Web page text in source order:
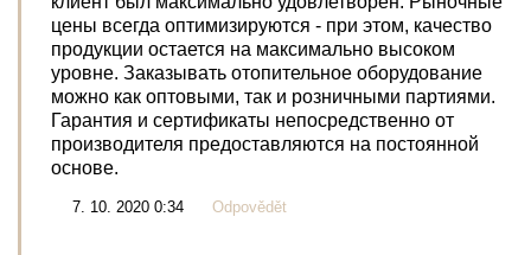
цены всегда оптимизируются - при этом, качество
продукции остается на максимально высоком
уровне. Заказывать отопительное оборудование
можно как оптовыми, так и розничными партиями.
Гарантия и сертификаты непосредственно от
производителя предоставляются на постоянной
основе.
7. 10. 2020 0:34 Odpovědět